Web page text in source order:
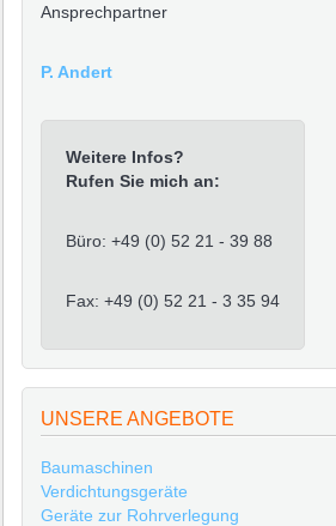
Ansprechpartner
P. Andert
Weitere Infos?
Rufen Sie mich an:
Büro: +49 (0) 52 21 - 39 88
Fax: +49 (0) 52 21 - 3 35 94
UNSERE ANGEBOTE
Baumaschinen
Verdichtungsgeräte
Geräte zur Rohrverlegung